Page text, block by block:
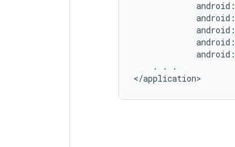
android:
android:
android:
android:
android:
.
.
.
</application>